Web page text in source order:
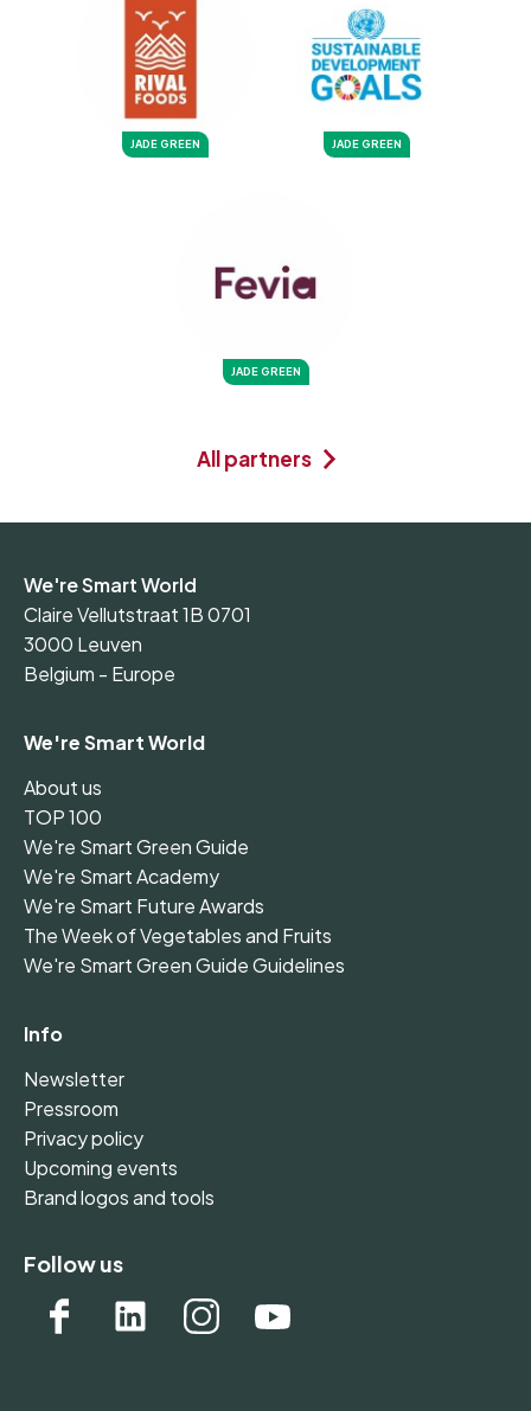
JADE GREEN JADE GREEN
JADE GREEN
All partners
We're Smart World
Claire Vellutstraat 1B 0701
3000 Leuven
Belgium - Europe
We're Smart World
About us
TOP 100
We're Smart Green Guide
We're Smart Academy
We're Smart Future Awards
The Week of Vegetables and Fruits
We're Smart Green Guide Guidelines
Info
Newsletter
Pressroom
Privacy policy
Upcoming events
Brand logos and tools
Follow us